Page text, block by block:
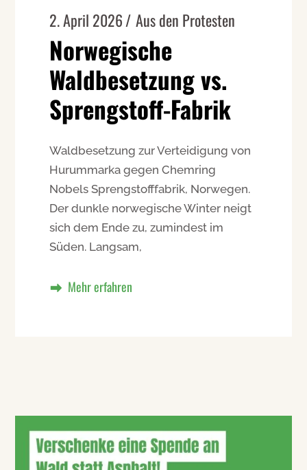
2. April 2026 Aus den Protesten
Norwegische
Waldbesetzung vs.
Sprengstoff-Fabrik
Waldbesetzung zur Verteidigung von
Hurummarka gegen Chemring
Nobels Sprengstofffabrik, Norwegen.
Der dunkle norwegische Winter neigt
sich dem Ende zu, zumindest im
Süden. Langsam,